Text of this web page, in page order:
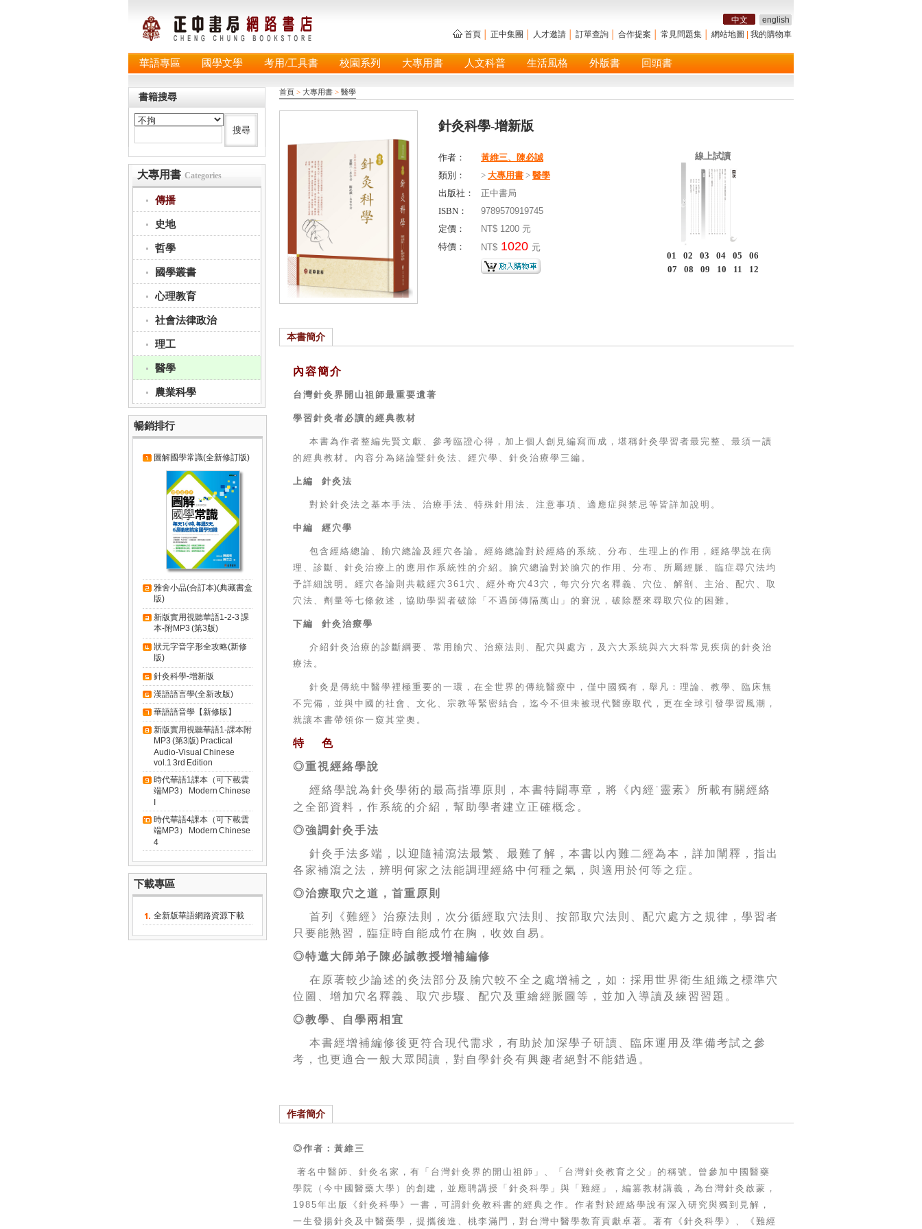
中文
english
首頁
正中集團 人才邀請 訂單查詢 合作提案 常見問題集 網站地圖 我的購物車
華語專區 國學文學 考用/工具書 校園系列 大專用書 人文科普 生活風格 外版書 回頭書
首頁 > 大專用書 > 醫學
針灸科學-增新版
作者： 黃維三、陳必誠 線上試讀
01 02 03 04 05
06
07
08 09 10 11 12
類別： > 大專用書 > 醫學
出版社：
正中書局
ISBN：
9789570919745
定價：
NT$ 1200 元
特價：
NT$ 1020 元
本書簡介
內容簡介
台灣針灸界開山祖師最重要遺著
學習針灸者必讀的經典教材
本書為作者整編先賢文獻、參考臨證心得，加上個人創見編寫而成，堪稱針灸學習者最完整、最須一讀
的經典教材。內容分為緒論暨針灸法、經穴學、針灸治療學三編。
上編 針灸法
對於針灸法之基本手法、治療手法、特殊針用法、注意事項、適應症與禁忌等皆詳加說明。
中編 經穴學
包含經絡總論、腧穴總論及經穴各論。經絡總論對於經絡的系統、分布、生理上的作用，經絡學說在病
理、診斷、針灸治療上的應用作系統性的介紹。腧穴總論對於腧穴的作用、分布、所屬經脈、臨症尋穴法均
予詳細說明。經穴各論則共載經穴 361 穴、經外奇穴 43 穴，每穴分穴名釋義、穴位、解剖、主治、配穴、取
穴法、劑量等七條敘述，協助學習者破除「不遇師傳隔萬山」的窘況，破除歷來尋取穴位的困難。
下編 針灸治療學
介紹針灸治療的診斷綱要、常用腧穴、治療法則、配穴與處方，及六大系統與六大科常見疾病的針灸治
療法。
針灸是傳統中醫學裡極重要的一環，在全世界的傳統醫療中，僅中國獨有，舉凡：理論、教學、臨床無
不完備，並與中國的社會、文化、宗教等緊密結合，迄今不但未被現代醫療取代，更在全球引發學習風潮，
就讓本書帶領你一窺其堂奧。
特 色
◎重視經絡學說
經絡學說為針灸學術的最高指導原則，本書特闢專章，將《內經˙靈素》所載有關經絡
之全部資料，作系統的介紹，幫助學者建立正確概念。
◎強調針灸手法
針灸手法多端，以迎隨補瀉法最繁、最難了解，本書以內難二經為本，詳加闡釋，指出
各家補瀉之法，辨明何家之法能調理經絡中何種之氣，與適用於何等之症。
◎治療取穴之道，首重原則
首列《難經》治療法則，次分循經取穴法則、按部取穴法則、配穴處方之規律，學習者
只要能熟習，臨症時自能成竹在胸，收效自易。
◎特邀大師弟子陳必誠教授增補編修
在原著較少論述的灸法部分及腧穴較不全之處增補之，如：採用世界衛生組織之標準穴
位圖、增加穴名釋義、取穴步驟、配穴及重繪經脈圖等，並加入導讀及練習習題。
◎教學、自學兩相宜
本書經增補編修後更符合現代需求，有助於加深學子研讀、臨床運用及準備考試之參
考，也更適合一般大眾閱讀，對自學針灸有興趣者絕對不能錯過。
作者簡介
◎作者：黃維三
著名中醫師、針灸名家，有「台灣針灸界的開山祖師」、「台灣針灸教育之父」的稱號。曾參加中國醫藥
學院（今中國醫藥大學）的創建，並應聘講授「針灸科學」與「難經」，編篡教材講義，為台灣針灸啟蒙，
1985年出版《針灸科學》一書，可謂針灸教科書的經典之作。作者對於經絡學說有深入研究與獨到見解，
一生發揚針灸及中醫藥學，提攜後進、桃李滿門，對台灣中醫學教育貢獻卓著。著有《針灸科學》、《難經
書籍搜尋
大專用書 Categories
傳播
史地
哲學
國學叢書
心理教育
社會法律政治
理工
醫學
農業科學
暢銷排行
圖解國學常識(全新修訂版)
雅舍小品(合訂本)(典藏書盒
版)
新版實用視聽華語1-2-3 課
本-附MP3 (第3版)
狀元字音字形全攻略(新修
版)
針灸科學-增新版
漢語語言學(全新改版)
華語語音學【新修版】
新版實用視聽華語1-課本附
MP3 (第3版) Practical
Audio-Visual Chinese
vol.1 3rd Edition
時代華語1課本（可下載雲
端MP3） Modern Chinese
I
時代華語4課本（可下載雲
端MP3） Modern Chinese
4
下載專區
全新版華語網路資源下載